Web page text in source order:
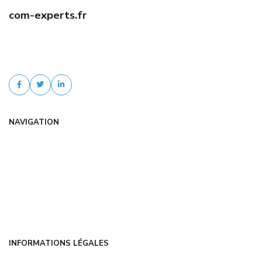
com-experts.fr
NAVIGATION
INFORMATIONS LÉGALES